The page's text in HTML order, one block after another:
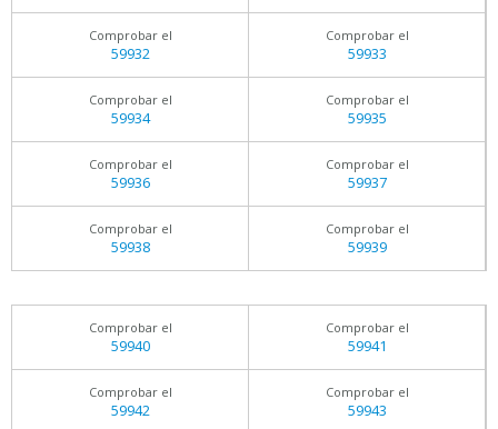
Comprobar el
59932
Comprobar el
59933
Comprobar el
59934
Comprobar el
59935
Comprobar el
59936
Comprobar el
59937
Comprobar el
59938
Comprobar el
59939
Comprobar el
59940
Comprobar el
59941
Comprobar el
59942
Comprobar el
59943